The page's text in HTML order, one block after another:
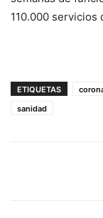
110.000 servicios
ETIQUETAS
sanidad